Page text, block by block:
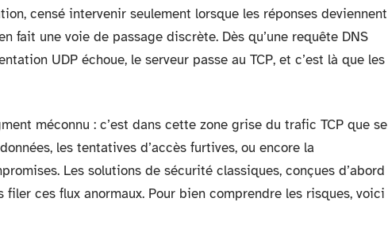
censé intervenir seulement lorsque les réponses deviennent
fait une voie de passage discrète. Dès qu’une requête DNS
UDP échoue, le serveur passe au TCP, et c’est là que les
méconnu : c’est dans cette zone grise du trafic TCP que se
les tentatives d’accès furtives, ou encore la
Les solutions de sécurité classiques, conçues d’abord
filer ces flux anormaux. Pour bien comprendre les risques, voici